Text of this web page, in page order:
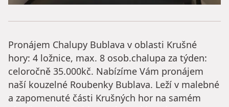
Pronájem Chalupy Bublava v oblasti Krušné
hory: 4 ložnice, max. 8 osob.chalupa za týden:
celoročně 35.000kč. Nabízíme Vám pronájem
naší kouzelné Roubenky Bublava. Leží v malebné
a zapomenuté části Krušných hor na samém